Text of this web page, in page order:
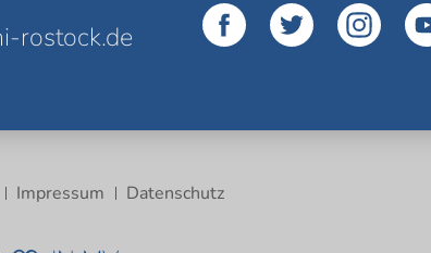
rostock.de
Impressum Datenschutz